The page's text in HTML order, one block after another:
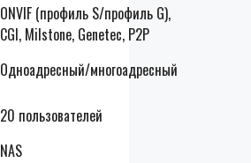
ONVIF (профиль S/профиль G),
CGI, Milstone, Genetec, P2P
Одноадресный/многоадресный
20 пользователей
NAS